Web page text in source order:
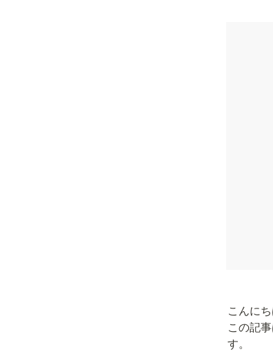
こんに
この記
す。